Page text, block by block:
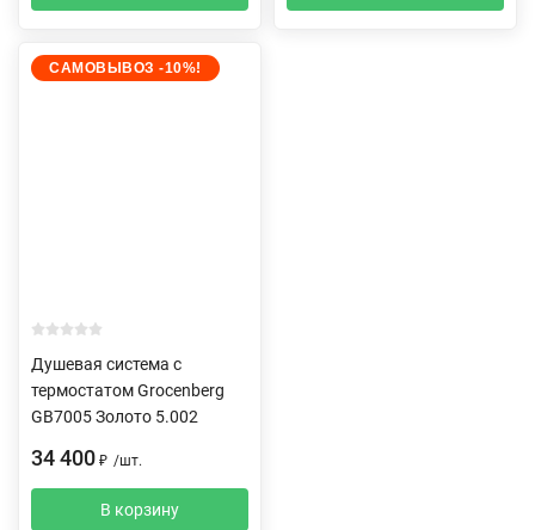
САМОВЫВОЗ -10%!
Душевая система с
термостатом Grocenberg
GB7005 Золото 5.002
34 400 ₽ /шт.
В корзину